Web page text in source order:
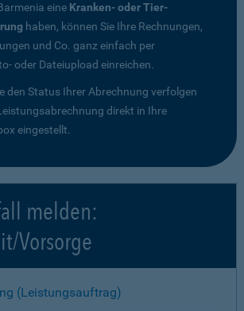
eine Kranken- oder Tier-
haben, können Sie Ihre Rechnungen,
und Co. ganz einfach per
oder Dateiupload einreichen.
den Status Ihrer Abrechnung verfolgen
direkt in Ihre
eingestellt.
melden:
Vorsorge
(Leistungsauftrag)